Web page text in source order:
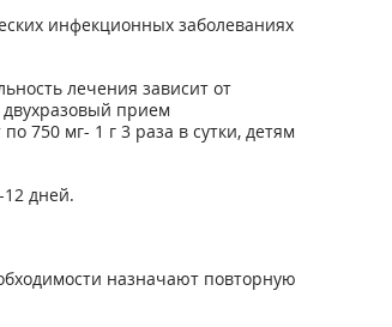
инфекционных заболеваниях
лечения зависит от
прием
750 мг- 1 г 3 раза в сутки, детям
дней.
назначают повторную